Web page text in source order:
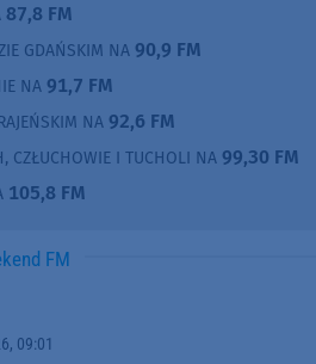
87,8 FM
GDAŃSKIM NA 90,9 FM
NA 91,7 FM
NA 92,6 FM
CZŁUCHOWIE I TUCHOLI NA 99,30 FM
105,8 FM
FM
09:01